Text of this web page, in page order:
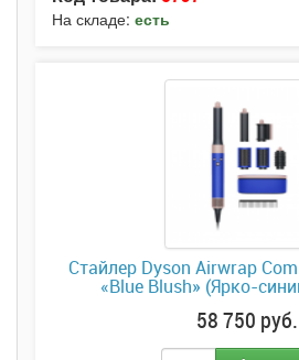
На складе: есть
Стайлер Dyson Airwrap
«Blue Blush» (Ярко-
58 750 руб.